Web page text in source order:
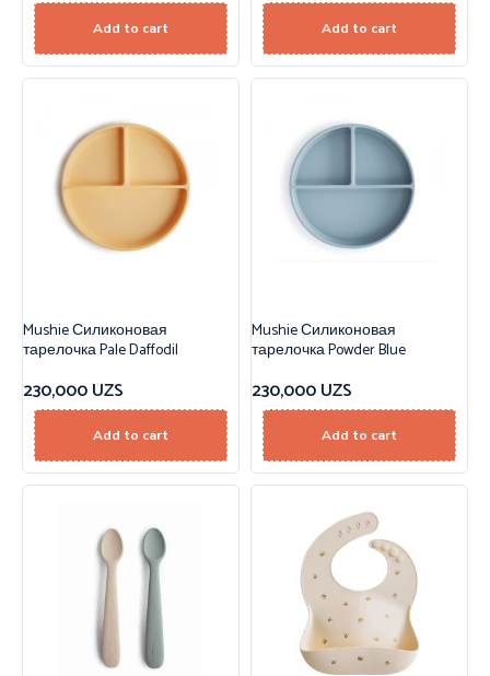
Add to cart Add to cart
Mushie Силиконовая
тарелочка Pale Daffodil
230,000UZS
Add to cart
Mushie Силиконовая
тарелочка Powder Blue
230,000UZS
Add to cart